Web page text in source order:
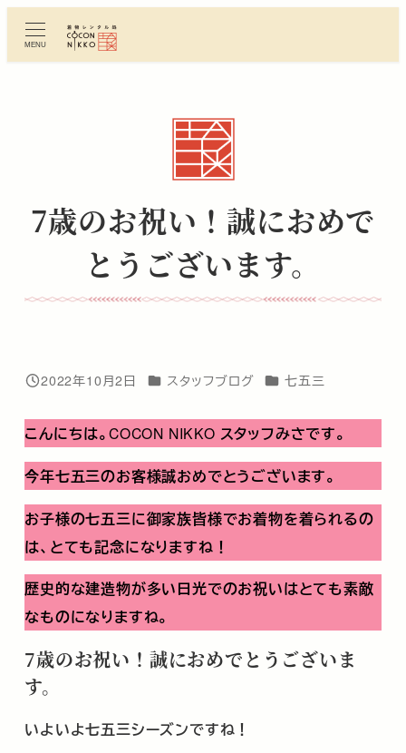
ン
MENU
7歳のお祝い！誠におめで
とうございます。
投稿日
2022年10月2日 カテゴリー
スタッフブログ カテゴリー
七五三
こんにちは。COCON NIKKO スタッフみさです。
今年七五三のお客様誠おめでとうございます。
お子様の七五三に御家族皆様でお着物を着られるの
は、とても記念になりますね！
歴史的な建造物が多い日光でのお祝いはとても素敵
なものになりますね。
7歳のお祝い！誠におめでとうございま
す。
いよいよ七五三シーズンですね！